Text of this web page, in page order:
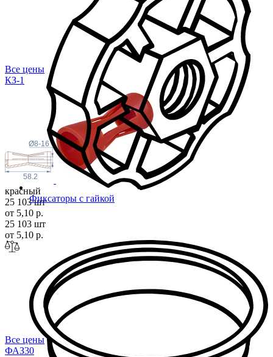
Фиксаторы с гайкой
Все цены
КЗ-1
58.2
Ø8-16
красный
25 103 шт
от 5,10 р.
25 103 шт
от 5,10 р.
Все цены
ФАЗ30